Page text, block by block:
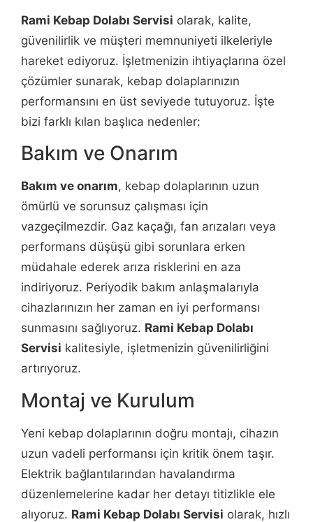
Rami Kebap Dolabı Servisi olarak, kalite,
güvenilirlik ve müşteri memnuniyeti ilkeleriyle
hareket ediyoruz. İşletmenizin ihtiyaçlarına özel
çözümler sunarak, kebap dolaplarınızın
performansını en üst seviyede tutuyoruz. İşte
bizi farklı kılan başlıca nedenler:
Bakım ve Onarım
Bakım ve onarım, kebap dolaplarının uzun
ömürlü ve sorunsuz çalışması için
vazgeçilmezdir. Gaz kaçağı, fan arızaları veya
performans düşüşü gibi sorunlara erken
müdahale ederek arıza risklerini en aza
indiriyoruz. Periyodik bakım anlaşmalarıyla
cihazlarınızın her zaman en iyi performansı
sunmasını sağlıyoruz. Rami Kebap Dolabı
Servisi kalitesiyle, işletmenizin güvenilirliğini
artırıyoruz.
Montaj ve Kurulum
Yeni kebap dolaplarının doğru montajı, cihazın
uzun vadeli performansı için kritik önem taşır.
Elektrik bağlantılarından havalandırma
düzenlemelerine kadar her detayı titizlikle ele
alıyoruz. Rami Kebap Dolabı Servisi olarak, hızlı